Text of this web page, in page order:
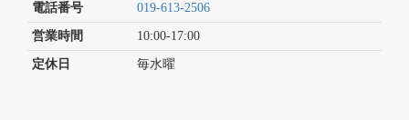
電話番号 019-613-2506
営業時間 10:00-17:00
定休日 毎水曜